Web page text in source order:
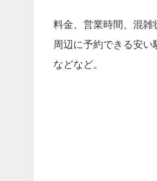
料金、営業時間、混雑
周辺に予約できる安い
などなど。